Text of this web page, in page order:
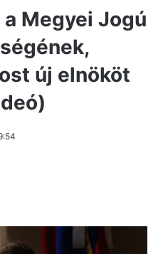
Megyei Jogú
új elnököt